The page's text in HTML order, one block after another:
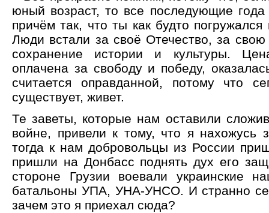
юный возраст, то все последующие года
причём так, что ты как будто
Люди встали за своё Отечество, за
сохранение истории и культуры.
оплачена за свободу и победу,
считается оправданной, потому что
существует, живет.
Те заветы, которые нам оставили
войне, привели к тому, что я нахожусь
тогда к нам добровольцы из России
пришли на Донбасс поднять дух его
стороне Грузии воевали украинские
батальоны УПА, УНА-УНСО. И странно
зачем это я приехал сюда?